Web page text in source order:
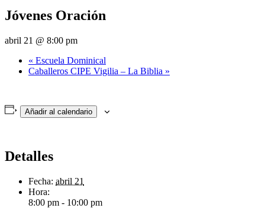
Jóvenes Oración
abril 21 @ 8:00 pm
« Escuela Dominical
Caballeros CIPE Vigilia – La Biblia »
Añadir al calendario
Detalles
Fecha: abril 21
Hora:
8:00 pm - 10:00 pm